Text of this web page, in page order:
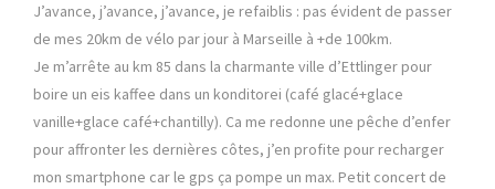
J’avance, j’avance, j’avance, je refaiblis : pas évident de passer
de mes 20km de vélo par jour à Marseille à +de 100km.
Je m’arrête au km 85 dans la charmante ville d’Ettlinger pour
boire un eis kaffee dans un konditorei (café glacé+glace
vanille+glace café+chantilly). Ca me redonne une pêche d’enfer
pour affronter les dernières côtes, j’en profite pour recharger
mon smartphone car le gps ça pompe un max. Petit concert de